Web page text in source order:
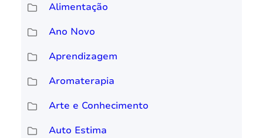
Alimentação
Ano Novo
Aprendizagem
Aromaterapia
Arte e Conhecimento
Auto Estima